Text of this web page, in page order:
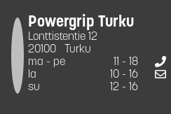
Powergrip Turku
Lonttistentie 12
20100
Turku
ma - pe
11 - 18
la
10 - 16
su
12 - 16